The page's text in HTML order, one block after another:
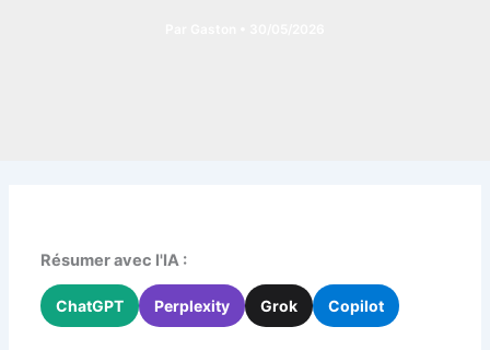
Résumer avec l'IA :
ChatGPT Perplexity Grok Copilot